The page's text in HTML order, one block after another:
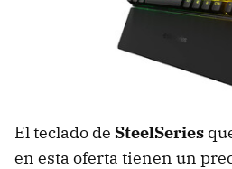
El teclado de SteelSeries
en esta oferta tienen un